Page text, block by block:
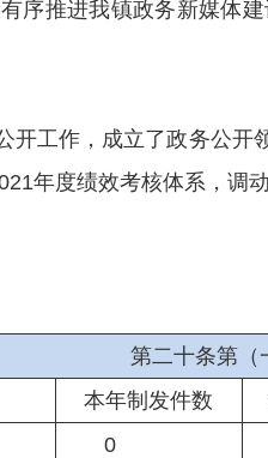
序推进我镇政务新媒体
开工作， 成立了政务公开
1年度绩效考核体系，调
第二十条第（
本年制发件数
0